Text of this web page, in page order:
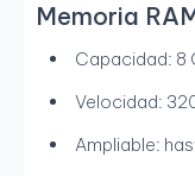
Memoria
Capacidad: 8
Velocidad:
Ampliable: